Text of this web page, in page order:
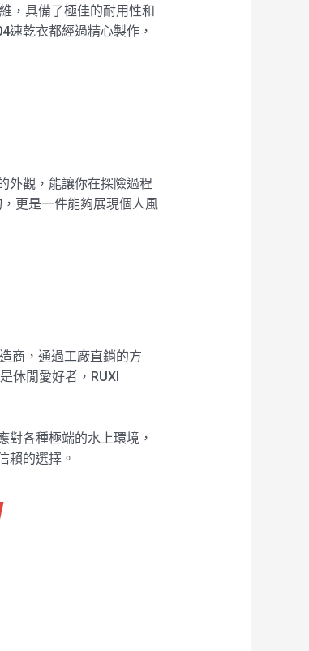
，具備了極佳的耐用性和
速乾衣都經過精心製作，
外觀，能讓你在探險過程
更是一件能夠展現個人風
商，通過工廠直銷的方
休閒愛好者，RUXI
對各種極端的水上環境，
賴的選擇。